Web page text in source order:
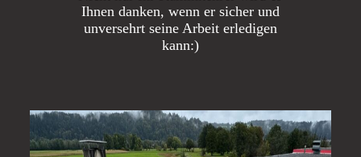
Ihnen danken, wenn er sicher und
unversehrt seine Arbeit erledigen
kann:)